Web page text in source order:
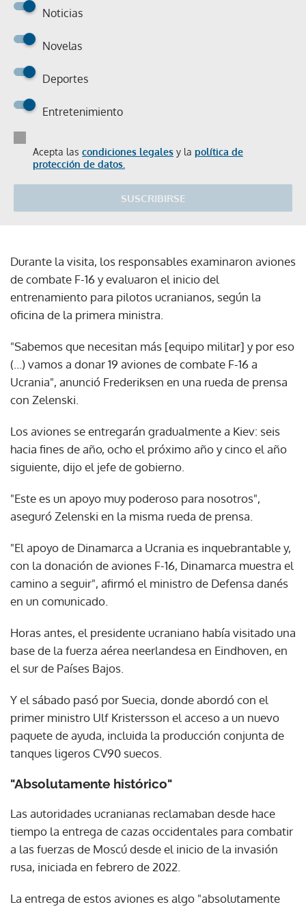
Noticias
Novelas
Deportes
Entretenimiento
Acepta las condiciones legales y la política de
protección de datos.
SUSCRIBIRSE
Durante la visita, los responsables examinaron aviones
de combate F-16 y evaluaron el inicio del
entrenamiento para pilotos ucranianos, según la
oficina de la primera ministra.
"Sabemos que necesitan más [equipo militar] y por eso
(…) vamos a donar 19 aviones de combate F-16 a
Ucrania", anunció Frederiksen en una rueda de prensa
con Zelenski.
Los aviones se entregarán gradualmente a Kiev: seis
hacia fines de año, ocho el próximo año y cinco el año
siguiente, dijo el jefe de gobierno.
"Este es un apoyo muy poderoso para nosotros",
aseguró Zelenski en la misma rueda de prensa.
"El apoyo de Dinamarca a Ucrania es inquebrantable y,
con la donación de aviones F-16, Dinamarca muestra el
camino a seguir", afirmó el ministro de Defensa danés
en un comunicado.
Horas antes, el presidente ucraniano había visitado una
base de la fuerza aérea neerlandesa en Eindhoven, en
el sur de Países Bajos.
Y el sábado pasó por Suecia, donde abordó con el
primer ministro Ulf Kristersson el acceso a un nuevo
paquete de ayuda, incluida la producción conjunta de
tanques ligeros CV90 suecos.
"Absolutamente histórico"
Las autoridades ucranianas reclamaban desde hace
tiempo la entrega de cazas occidentales para combatir
a las fuerzas de Moscú desde el inicio de la invasión
rusa, iniciada en febrero de 2022.
La entrega de estos aviones es algo "absolutamente